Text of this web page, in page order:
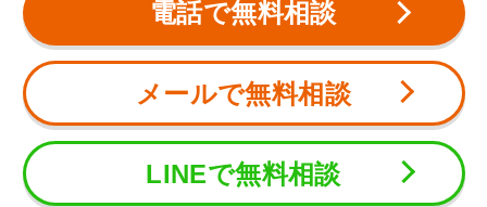
電話で無料相談
メールで無料相談
LINEで無料相談